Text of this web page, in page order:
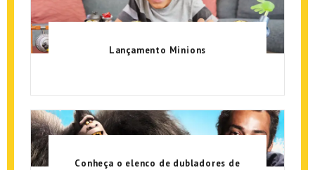
Lançamento Minions
Conheça o elenco de dubladores de